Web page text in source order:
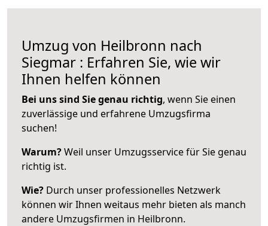
Umzug von Heilbronn nach
Siegmar : Erfahren Sie, wie wir
Ihnen helfen können
Bei uns sind Sie genau richtig, wenn Sie einen
zuverlässige und erfahrene Umzugsfirma
suchen!
Warum?Weil unser Umzugsservice für Sie genau
richtig ist.
Wie? Durch unser professionelles Netzwerk
können wir Ihnen weitaus mehr bieten als manch
andere Umzugsfirmen in Heilbronn.